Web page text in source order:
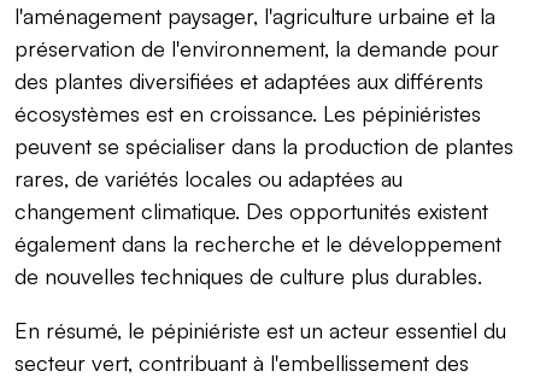
l'aménagement paysager, l'agriculture urbaine et la
préservation de l'environnement, la demande pour
des plantes diversifiées et adaptées aux différents
écosystèmes est en croissance. Les pépiniéristes
peuvent se spécialiser dans la production de plantes
rares, de variétés locales ou adaptées au
changement climatique. Des opportunités existent
également dans la recherche et le développement
de nouvelles techniques de culture plus durables.
En résumé, le pépiniériste est un acteur essentiel du
secteur vert, contribuant à l'embellissement des